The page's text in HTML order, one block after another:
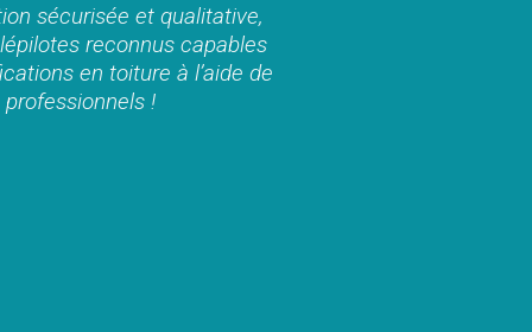
sécurisée et qualitative,
reconnus capables
en toiture à l’aide de
!